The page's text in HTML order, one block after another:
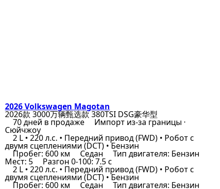
2026 Volkswagen Magotan
2026款 3000万辆甄选款 380TSI DSG豪华型
70 дней в продаже Импорт из-за границы ·
Сюйчжоу
2 L • 220 л.с. • Передний привод (FWD) • Робот с
двумя сцеплениями (DCT) • Бензин
Пробег: 600 км Седан Тип двигателя: Бензин
Мест: 5 Разгон 0-100: 7.5 с
2 L • 220 л.с. • Передний привод (FWD) • Робот с
двумя сцеплениями (DCT) • Бензин
Пробег: 600 км Седан Тип двигателя: Бензин